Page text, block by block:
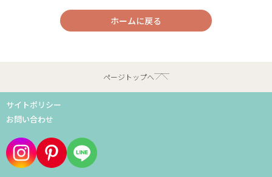
ホームに戻る
ページトップへ
サイトポリシー
お問い合わせ